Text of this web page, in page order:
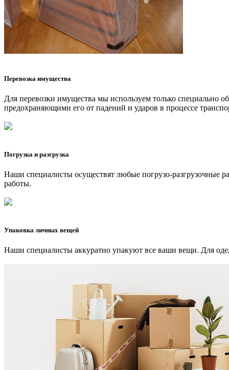
Перевозка имущества
Для перевозки имущества мы используем только
предохраняющими его от падений и ударов в процессе
Погрузка и разгрузка
Наши специалисты осуществят любые погрузо-разгрузочные
работы.
Упаковка личных вещей
Наши специалисты аккуратно упакуют все ваши вещи. Для